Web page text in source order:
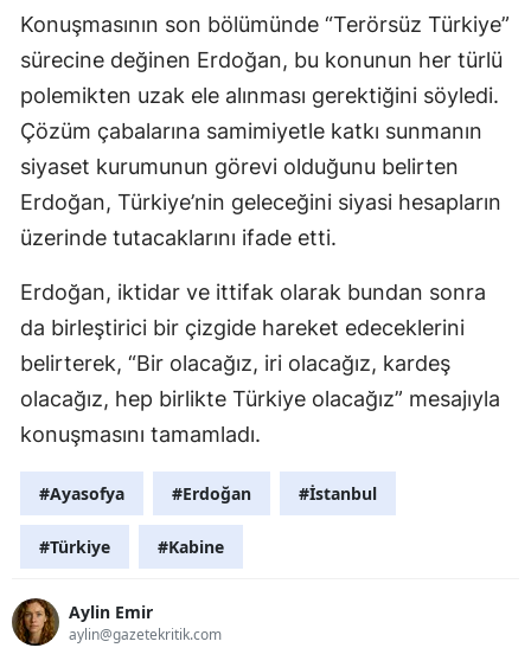
Konuşmasının son bölümünde “Terörsüz Türkiye”
sürecine değinen Erdoğan, bu konunun her türlü
polemikten uzak ele alınması gerektiğini söyledi.
Çözüm çabalarına samimiyetle katkı sunmanın
siyaset kurumunun görevi olduğunu belirten
Erdoğan, Türkiye’nin geleceğini siyasi hesapların
üzerinde tutacaklarını ifade etti.
Erdoğan, iktidar ve ittifak olarak bundan sonra
da birleştirici bir çizgide hareket edeceklerini
belirterek, “Bir olacağız, iri olacağız, kardeş
olacağız, hep birlikte Türkiye olacağız” mesajıyla
konuşmasını tamamladı.
#Ayasofya #Erdoğan #İstanbul
#Türkiye #Kabine
Aylin Emir
aylin@gazetekritik.com